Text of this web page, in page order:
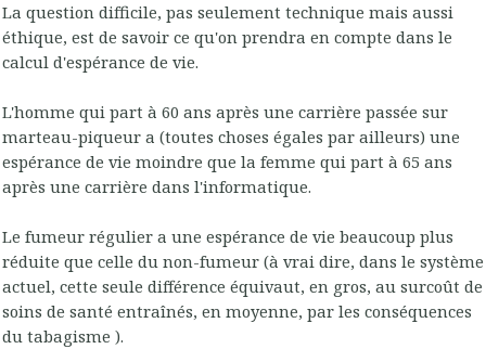
La question difficile, pas seulement technique mais aussi
éthique, est de savoir ce qu'on prendra en compte dans le
calcul d'espérance de vie.
L'homme qui part à 60 ans après une carrière passée sur
marteau-piqueur a (toutes choses égales par ailleurs) une
espérance de vie moindre que la femme qui part à 65 ans
après une carrière dans l'informatique.
Le fumeur régulier a une espérance de vie beaucoup plus
réduite que celle du non-fumeur (à vrai dire, dans le système
actuel, cette seule différence équivaut, en gros, au surcoût de
soins de santé entraînés, en moyenne, par les conséquences
du tabagisme ).